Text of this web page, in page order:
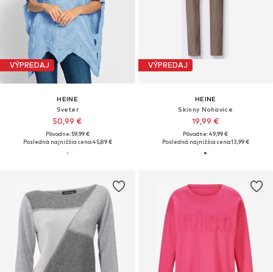
VÝPREDAJ
HEINE
Sveter
50,99 €
Pôvodne: 59,99 €
Posledná najnižšia cena:45,89 €
VÝPREDAJ
HEINE
Skinny Nohavice
19,99 €
Pôvodne: 49,99 €
Posledná najnižšia cena:13,99 €